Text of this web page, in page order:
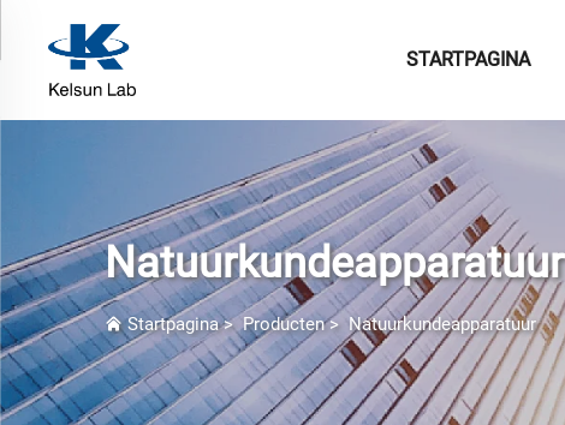
STARTPAGINA
Natuurkundeapparatuur
Startpagina>Producten> Natuurkundeapparatuur